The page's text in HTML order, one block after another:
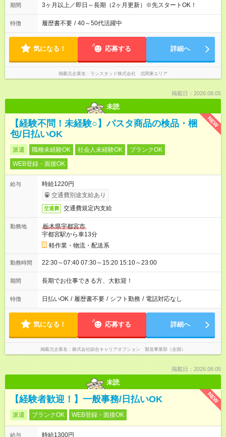
始
期間 3ヶ月以上／即日～長期（2ヶ月更新）※先スタートOK！
特徴 履歴書不要 / 40～50代活躍中
気になる！ 応募する 詳細へ
掲載元企業名 ランスタッド株式会社 北関東エリア
掲載日：2026.08.05
未読
NEW
【経験不問！未経験○】パスタ商品の検品・梱
包/日払いOK
派遣 職種未経験OK 社会人未経験OK
ブランクOK
WEB登録・面接OK
給与
時給1220円
交通費別途支給あり
交通費 交通費規定内支給
勤務地
栃木県宇都宮市
宇都宮駅から車13分
軽作業・物流・配送系
勤務時間 22:30～07:40 07:30～15:20 15:10～23:00
期間 長期でお仕事できる方、大歓迎！
特徴 日払いOK / 履歴書不要 / シフト勤務 / 電話対応なし
気になる！ 応募する 詳細へ
掲載元企業名 株式会社綜合キャリアオプション 製造事業部（全国）
掲載日：2026.08.05
未読
NEW
【経験者歓迎！】一般事務/日払いOK
派遣 ブランクOK WEB登録・面接OK
給与 時給1300円